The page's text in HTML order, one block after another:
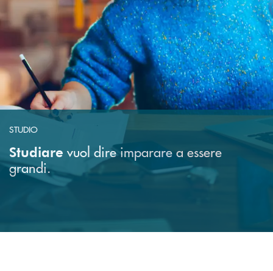
STUDIO
Studiare vuol dire imparare a essere
grandi.